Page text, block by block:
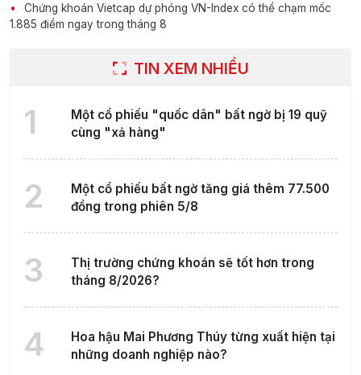
Chứng khoán Vietcap dự phóng VN-Index có thể chạm mốc
1.885 điểm ngay trong tháng 8
TIN XEM NHIỀU
1
Một cổ phiếu "quốc dân" bất ngờ bị 19 quỹ
cùng "xả hàng"
2
Một cổ phiếu bất ngờ tăng giá thêm 77.500
đồng trong phiên 5/8
3
Thị trường chứng khoán sẽ tốt hơn trong
tháng 8/2026?
4
Hoa hậu Mai Phương Thúy từng xuất hiện tại
những doanh nghiệp nào?